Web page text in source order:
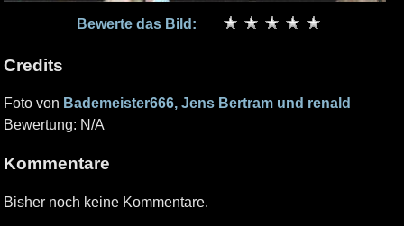
Bewerte das Bild:
Credits
Foto von Bademeister666, Jens Bertram und renald
Bewertung: N/A
Kommentare
Bisher noch keine Kommentare.